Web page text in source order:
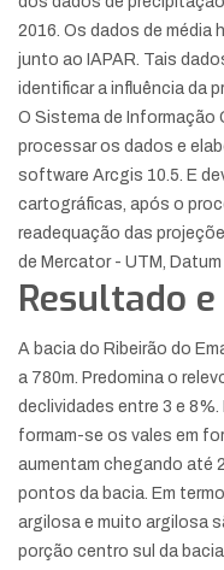
2016. Os dados de média
junto ao IAPAR. Tais
identificar a influência da
O Sistema de Informação
processar os dados e
software Arcgis 10.5. E
cartográficas, após o
readequação das
de Mercator - UTM,
Resultado
A bacia do Ribeirão do
a 780m. Predomina o
declividades entre 3 e 8%.
formam-se os vales em
aumentam chegando até
pontos da bacia. Em
argilosa e muito argilosa
porção centro sul da